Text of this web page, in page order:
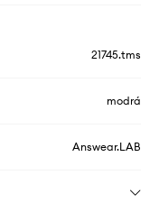
21745.tms
modrá
Answear.LAB